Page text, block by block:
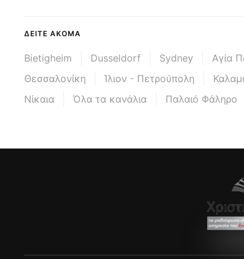
ΔΕΊΤΕ ΑΚΌΜΑ
Bietigheim Dusseldorf Sydney Αγία
Θεσσαλονίκη
Ίλιον - Πετρούπολη
Νίκαια
Όλα τα κανάλια Παλαιό Φάληρο